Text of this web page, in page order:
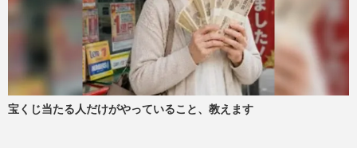
宝くじ当たる人だけがやっていること、教えます